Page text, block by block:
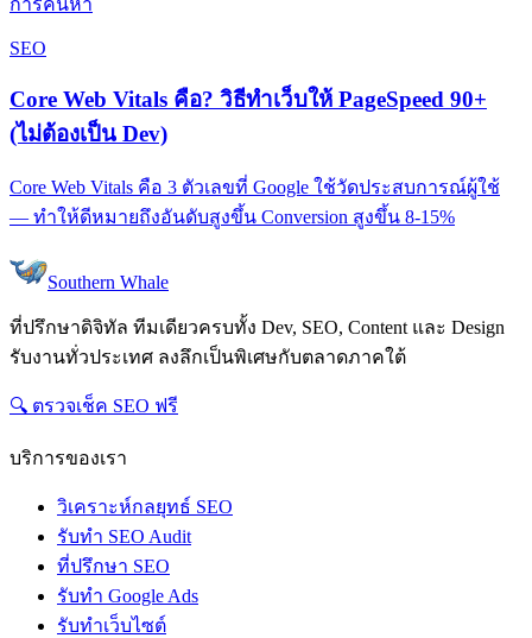
SEO
Core Web Vitals คือ? วิธีทำเว็บให้ PageSpeed 90+
(ไม่ต้องเป็น Dev)
Core Web Vitals คือ 3 ตัวเลขที่ Google ใช้วัดประสบการณ์ผู้ใช้
— ทำให้ดีหมายถึงอันดับสูงขึ้น Conversion สูงขึ้น 8-15%
Southern Whale
ที่ปรึกษาดิจิทัล ทีมเดียวครบทั้ง Dev, SEO, Content และ Design
รับงานทั่วประเทศ ลงลึกเป็นพิเศษกับตลาดภาคใต้
🔍 ตรวจเช็ค SEO ฟรี
บริการของเรา
วิเคราะห์กลยุทธ์ SEO
รับทำ SEO Audit
ที่ปรึกษา SEO
รับทำ Google Ads
รับทำเว็บไซต์